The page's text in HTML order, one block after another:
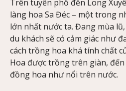
Trên tuyến phố đến Long
làng hoa Sa Đéc – một trong
lớn nhất nước ta. Đang mùa
du khách sẽ có cảm giác như
cách trồng hoa khá tính chất
Hoa được trồng trên giàn, đến
đồng hoa như nổi trên nước.